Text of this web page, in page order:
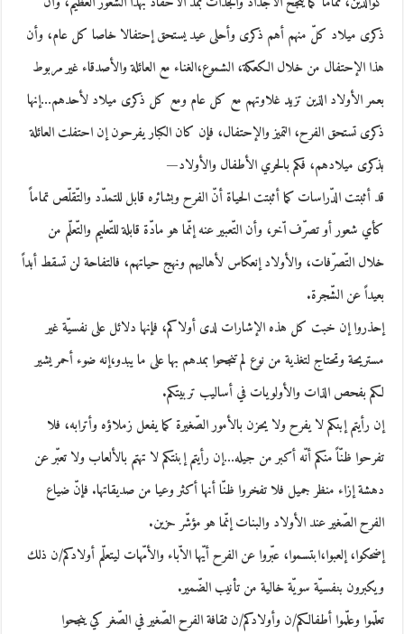
ذكرى ميلاد كلّ منهم أهم ذكرى وأحلى عيد يستحق إحتفالا خاصا كل عام، وأن
هذا الإحتفال من خلال الكعكة، الشموع،الغناء مع العائلة والأصدقاء غير مربوط
بعمر الأولاد الذين تزيد غلاوتهم مع كل عام ومع كل ذكرى ميلاد لأحدهم…إنها
ذكرى تستحق الفرح، التميز والإحتفال، فإن كان الكبار يفرحون إن احتفلت العائلة
بذكرى ميلادهم، فكم بالحري الأطفال والأولاد—
قد أثبتت الدّراسات كما أثبتت الحياة أنّ الفرح وبشائره قابل للتمدّد والتّقلّص تماماً
كأي شعور أو تصرّف اّخر، وأن التّعبير عنه إنّما هو مادّة قابلة للتّعليم والتّعلّم من
خلال التّصرّفات، والأولاد إنعكاس لأهاليهم ونهج حياتهم، فالتفاحة لن تسقط أبداً
بعيداً عن الشّجرة.
إحذروا إن خبت كل هذه الإشارات لدى أولاكم، فإنها دلائل على نفسيّة غير
مستريحة وتحتاج لتغذية من نوع لم تنجحوا بمدهم بها على ما يبدو،إنه ضوء أحمر يشير
لكم بفحص الذات والأولويات في أساليب تربيتكم.
إن رأيتم إبنكم لا يفرح ولا يحزن بالأمور الصّغيرة كما يفعل زملاؤه وأترابه، فلا
تفرحوا ظنّاً منكم أنّه أكبر من جيله…إن رأيتم إبنتكم لا تهتم بالألعاب ولا تعبّر عن
دهشة إزاء منظر جميل فلا تفخروا ظنّا أنها أكثر وعيا من صديقاتها. فإنّ ضياع
الفرح الصّغير عند الأولاد والبنات إنّما هو مؤشّر حزين.
إضحكوا، إلعبوا،ابتسموا، عبّروا عن الفرح أيّها الاّباء والأمّهات ليتعلّم أولادكم/ن ذلك
ويكبرون بنفسيّة سويّة خالية من تأنيب الضّمير.
تعلّموا وعلّموا أطفالكم/ن وأولادكم/ن ثقافة الفرح الصّغير في الصّغر كي ينجحوا